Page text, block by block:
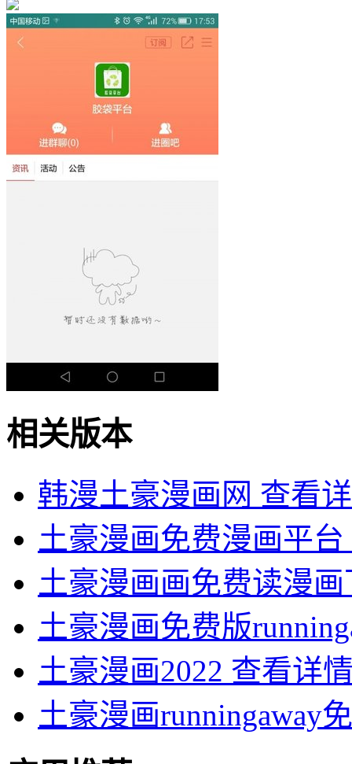
相关版本
韩漫土豪漫画网 查看
土豪漫画免费漫画平台
土豪漫画画免费读漫
土豪漫画免费版
土豪漫画2022 查看详
土豪漫画runningaway